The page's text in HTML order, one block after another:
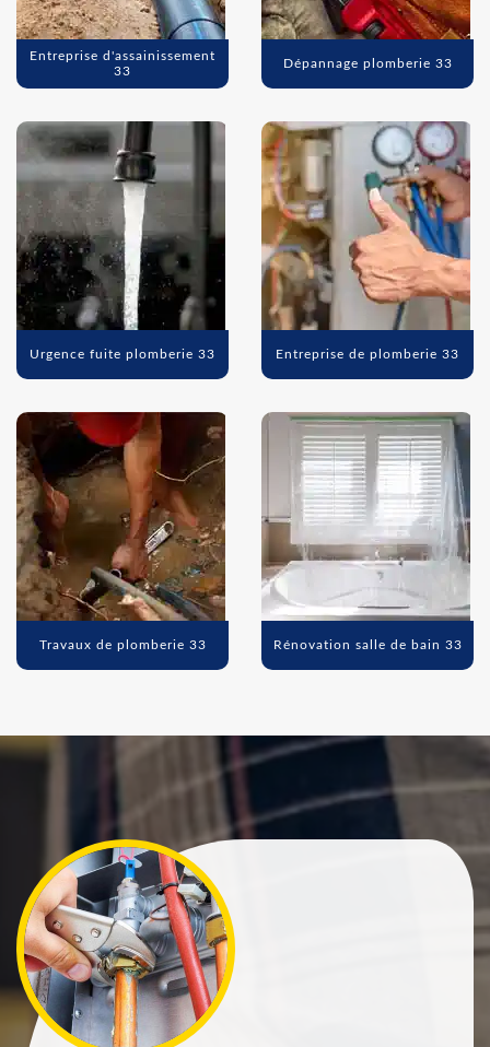
Entreprise d'assainissement
33
Dépannage plomberie 33
Urgence fuite plomberie 33 Entreprise de plomberie 33
Travaux de plomberie 33 Rénovation salle de bain 33